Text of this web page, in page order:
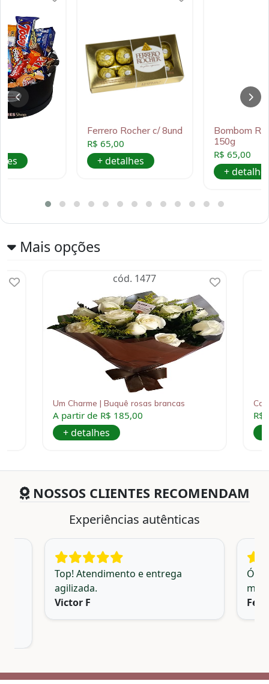
Ferrero Rocher c/ 8und
R$ 65,00
+ detalhes
Bombom
150g
R$ 65,00
+
Mais opções
cód. 1477
Um Charme | Buquê rosas brancas
A partir de R$ 185,00
+ detalhes
R$
NOSSOS CLIENTES RECOMENDAM
Experiências autênticas
Top! Atendimento e entrega
agilizada.
Victor F